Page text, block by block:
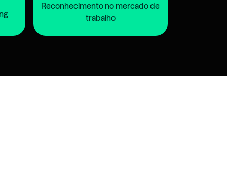
Reconhecimento no mercado de
trabalho